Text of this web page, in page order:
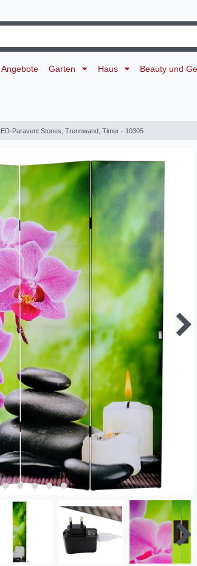
Angebote Garten Haus Beauty und
LED-Paravent Stones, Trennwand, Timer - 10305